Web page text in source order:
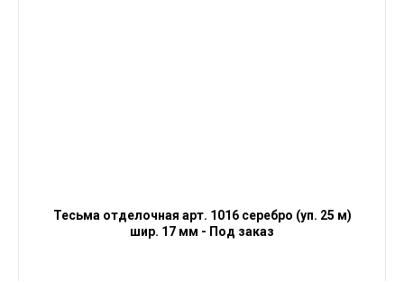
Тесьма отделочная арт. 1016 серебро (уп. 25 м)
шир. 17 мм - Под заказ